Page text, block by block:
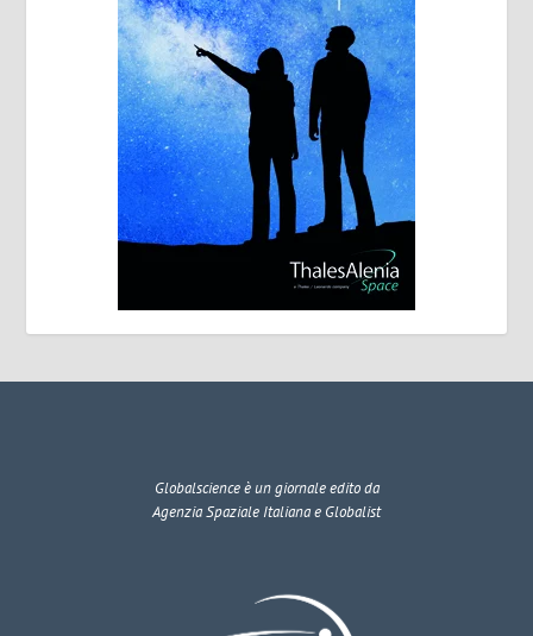
Globalscienceè un giornale edito da
Agenzia Spaziale Italiana e Globalist